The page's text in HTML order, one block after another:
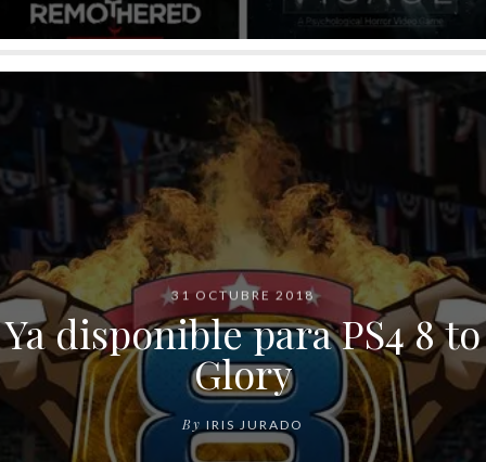
31 OCTUBRE 2018
Ya disponible para PS4 8 to
Glory
By IRIS JURADO